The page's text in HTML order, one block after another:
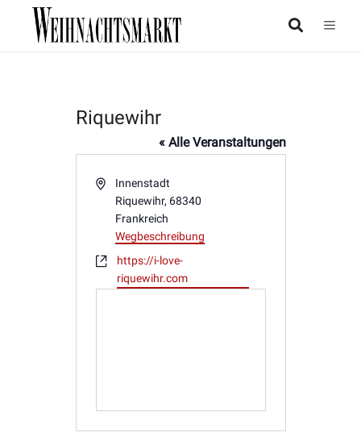
Riquewihr
« Alle Veranstaltungen
AdresseInnenstadt
Riquewihr, 68340
Frankreich
Wegbeschreibung
Webseitehttps://i-love-
riquewihr.com